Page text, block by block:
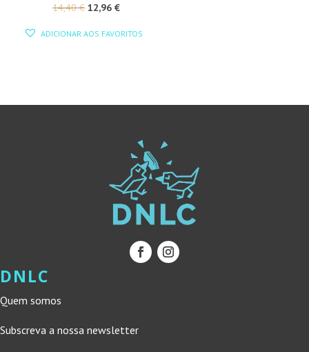
14,40€ O
12,96 €O
ADICIONAR AOS FAVORITOS
DNLC
Quem somos
Subscreva a nossa newsletter